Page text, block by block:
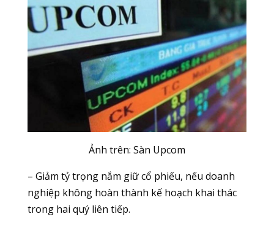
Ảnh trên: Sàn Upcom
– Giảm tỷ trọng nắm giữ cổ phiếu, nếu doanh
nghiệp không hoàn thành kế hoạch khai thác
trong hai quý liên tiếp.